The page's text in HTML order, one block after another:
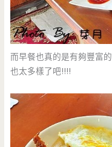
而早餐也真的是有夠豐富的
也太多樣了吧!!!!